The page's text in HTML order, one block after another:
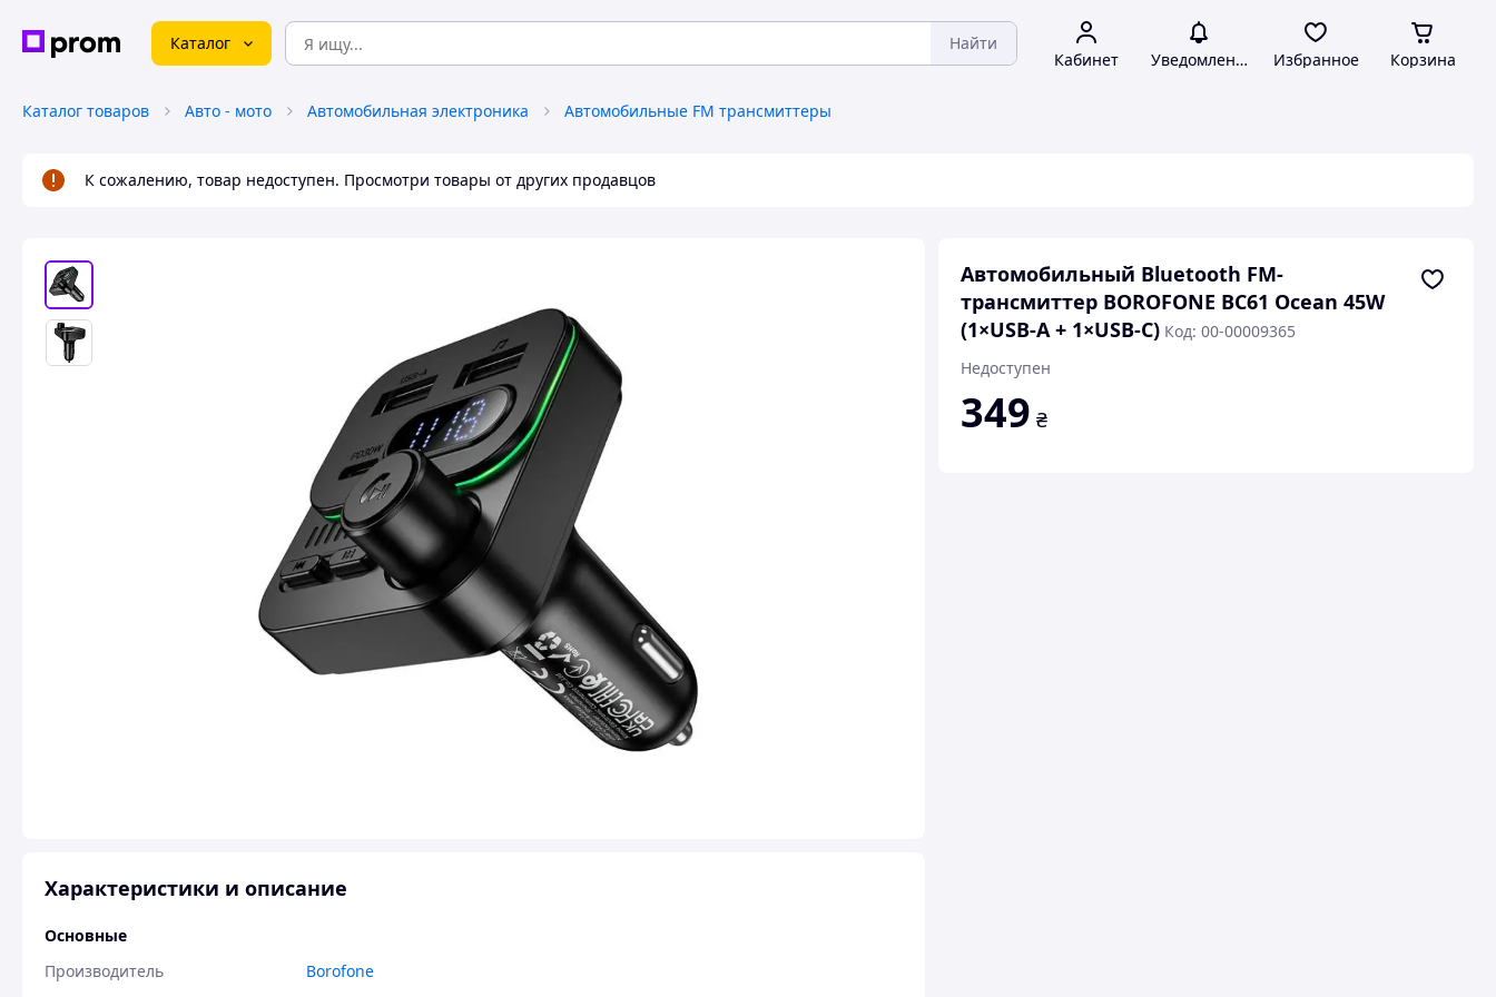
Каталог Найти
Кабинет Уведомления Избранное Корзина
Каталог товаров Авто - мото Автомобильная электроника Автомобильные FM трансмиттеры
К сожалению, товар недоступен. Просмотри товары от других продавцов
Автомобильный Bluetooth FM-
трансмиттер BOROFONE BC61 Ocean 45W
(1×USB-A + 1×USB-C) Код: 00-00009365
Недоступен
349 ₴
Характеристики и описание
Основные
Производитель
Borofone